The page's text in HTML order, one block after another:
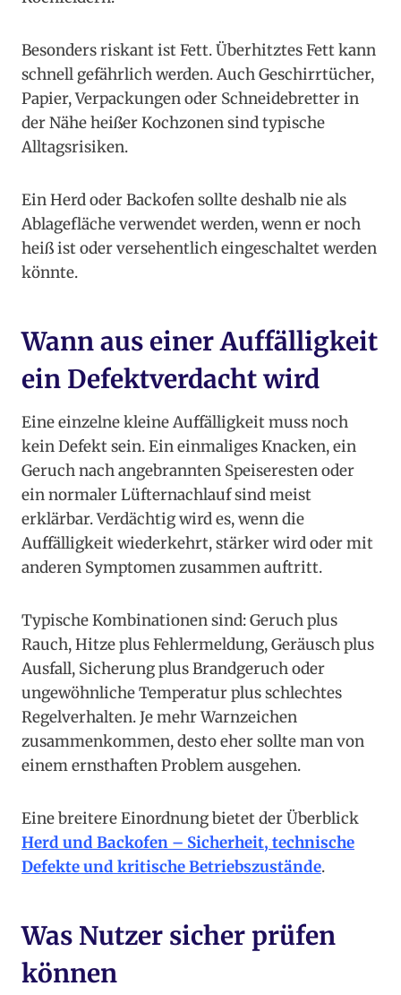
Besonders riskant ist Fett. Überhitztes Fett kann
schnell gefährlich werden. Auch Geschirrtücher,
Papier, Verpackungen oder Schneidebretter in
der Nähe heißer Kochzonen sind typische
Alltagsrisiken.
Ein Herd oder Backofen sollte deshalb nie als
Ablagefläche verwendet werden, wenn er noch
heiß ist oder versehentlich eingeschaltet werden
könnte.
Wann aus einer Auffälligkeit
ein Defektverdacht wird
Eine einzelne kleine Auffälligkeit muss noch
kein Defekt sein. Ein einmaliges Knacken, ein
Geruch nach angebrannten Speiseresten oder
ein normaler Lüfternachlauf sind meist
erklärbar. Verdächtig wird es, wenn die
Auffälligkeit wiederkehrt, stärker wird oder mit
anderen Symptomen zusammen auftritt.
Typische Kombinationen sind: Geruch plus
Rauch, Hitze plus Fehlermeldung, Geräusch plus
Ausfall, Sicherung plus Brandgeruch oder
ungewöhnliche Temperatur plus schlechtes
Regelverhalten. Je mehr Warnzeichen
zusammenkommen, desto eher sollte man von
einem ernsthaften Problem ausgehen.
Eine breitere Einordnung bietet der Überblick
Herd und Backofen – Sicherheit, technische
Defekte und kritische Betriebszustände.
Was Nutzer sicher prüfen
können